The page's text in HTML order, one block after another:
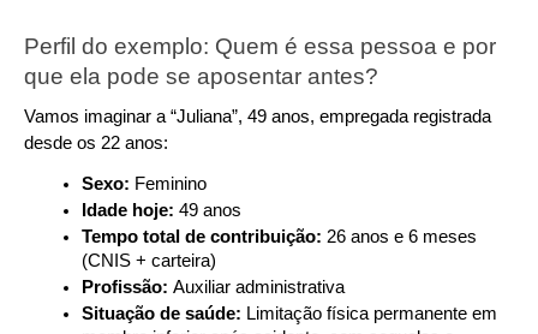
Perfil do exemplo: Quem é essa pessoa e por
que ela pode se aposentar antes?
Vamos imaginar a “Juliana”, 49 anos, empregada registrada
desde os 22 anos:
Sexo: Feminino
Idade hoje: 49 anos
Tempo total de contribuição: 26 anos e 6 meses
(CNIS + carteira)
Profissão: Auxiliar administrativa
Situação de saúde: Limitação física permanente em